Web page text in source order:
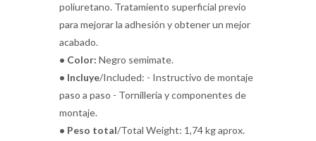
poliuretano. Tratamiento superficial previo
para mejorar la adhesión y obtener un mejor
acabado.
• Color: Negro semimate.
• Incluye/Included: - Instructivo de montaje
paso a paso - Tornillería y componentes de
montaje.
• Peso total/Total Weight: 1,74 kg aprox.